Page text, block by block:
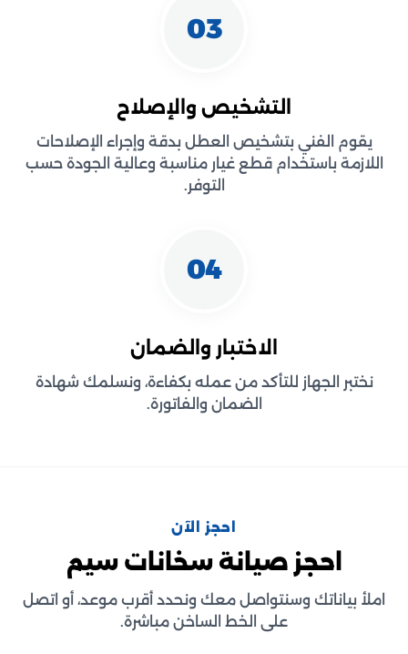
03
التشخيص والإصلاح
يقوم الفني بتشخيص العطل بدقة وإجراء الإصلاحات
اللازمة باستخدام قطع غيار مناسبة وعالية الجودة حسب
التوفر.
04
الاختبار والضمان
نختبر الجهاز للتأكد من عمله بكفاءة، ونسلمك شهادة
الضمان والفاتورة.
احجز الآن
احجز صيانة سخانات سيم
املأ بياناتك وسنتواصل معك ونحدد أقرب موعد، أو اتصل
على الخط الساخن مباشرة.